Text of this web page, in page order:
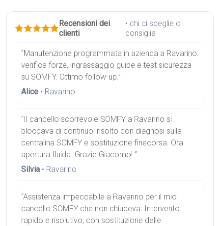
Recensioni dei
clienti
• chi ci sceglie ci
consiglia
“Manutenzione programmata in azienda a Ravarino:
verifica forze, ingrassaggio guide e test sicurezza
su SOMFY. Ottimo follow-up.”
Alice • Ravarino
“Il cancello scorrevole SOMFY a Ravarino si
bloccava di continuo: risolto con diagnosi sulla
centralina SOMFY e sostituzione finecorsa. Ora
apertura fluida. Grazie Giacomo! ”
Silvia • Ravarino
“Assistenza impeccabile a Ravarino per il mio
cancello SOMFY che non chiudeva. Intervento
rapido e risolutivo, con sostituzione delle